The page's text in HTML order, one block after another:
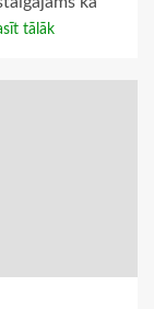
tālāk